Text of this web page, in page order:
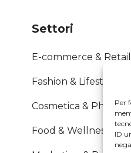
Per
ID
Settori
E-commerce & Retail
Fashion & Lifestyle
Cosmetica & Pharma
Food & Wellness